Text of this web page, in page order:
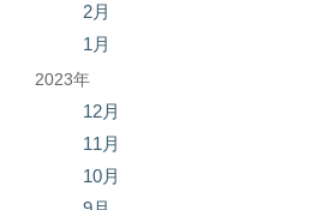
2月
1月
2023年
12月
11月
10月